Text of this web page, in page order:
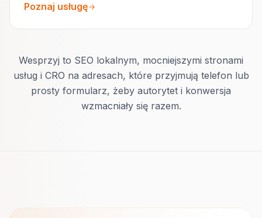
Poznaj usługę
Wesprzyj to SEO lokalnym, mocniejszymi stronami
usług i CRO na adresach, które przyjmują telefon lub
prosty formularz, żeby autorytet i konwersja
wzmacniały się razem.